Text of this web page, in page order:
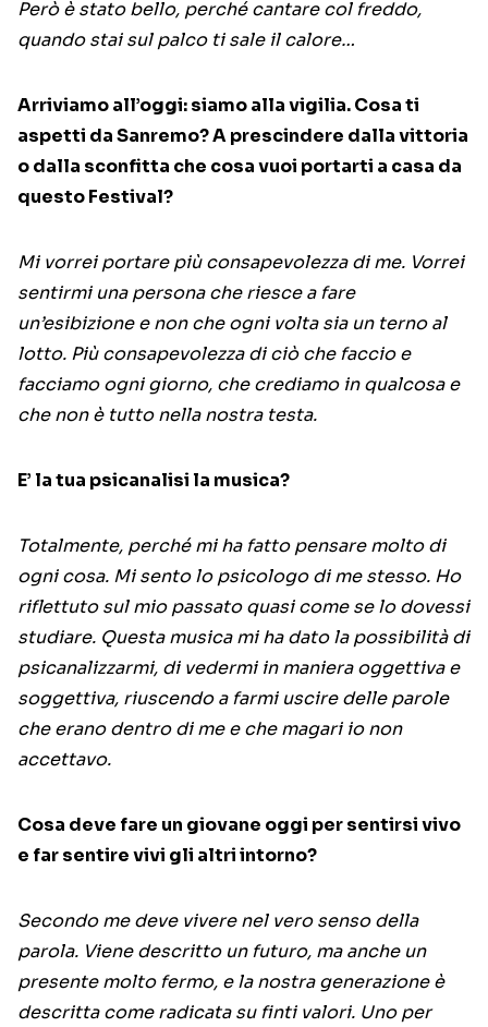
Però è stato bello, perché cantare col freddo,
quando stai sul palco ti sale il calore…
Arriviamo all’oggi: siamo alla vigilia. Cosa ti
aspetti da Sanremo? A prescindere dalla vittoria
o dalla sconfitta che cosa vuoi portarti a casa da
questo Festival?
Mi vorrei portare più consapevolezza di me. Vorrei
sentirmi una persona che riesce a fare
un’esibizione e non che ogni volta sia un terno al
lotto. Più consapevolezza di ciò che faccio e
facciamo ogni giorno, che crediamo in qualcosa e
che non è tutto nella nostra testa.
E’ la tua psicanalisi la musica?
Totalmente, perché mi ha fatto pensare molto di
ogni cosa. Mi sento lo psicologo di me stesso. Ho
riflettuto sul mio passato quasi come se lo dovessi
studiare. Questa musica mi ha dato la possibilità di
psicanalizzarmi, di vedermi in maniera oggettiva e
soggettiva, riuscendo a farmi uscire delle parole
che erano dentro di me e che magari io non
accettavo.
Cosa deve fare un giovane oggi per sentirsi vivo
e far sentire vivi gli altri intorno?
Secondo me deve vivere nel vero senso della
parola. Viene descritto un futuro, ma anche un
presente molto fermo, e la nostra generazione è
descritta come radicata su finti valori. Uno per